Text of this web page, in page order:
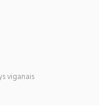
viganais